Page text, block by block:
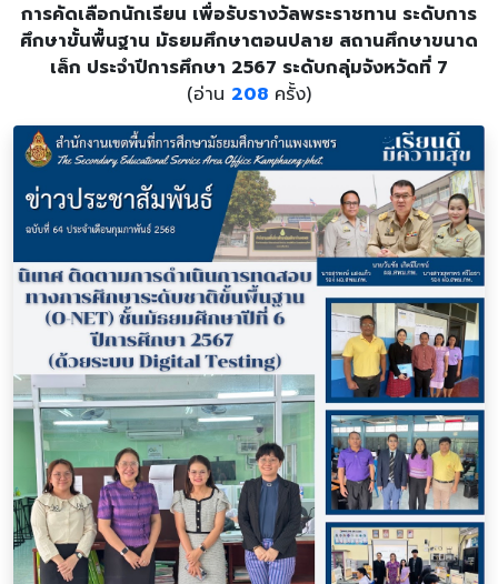
การคัดเลือกนักเรียน เพื่อรับรางวัลพระราชทาน ระดับการ
ศึกษาขั้นพื้นฐาน มัธยมศึกษาตอนปลาย สถานศึกษาขนาด
เล็ก ประจำปีการศึกษา 2567 ระดับกลุ่มจังหวัดที่ 7
(อ่าน 208 ครั้ง)